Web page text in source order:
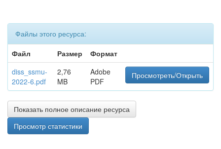
Файлы этого ресурса:
Файл
Размер
Формат
diss_ssmu-
2022-6.pdf
2,76
MB
Adobe
PDF
Просмотреть/Открыть
Показать полное описание ресурса
Просмотр статистики